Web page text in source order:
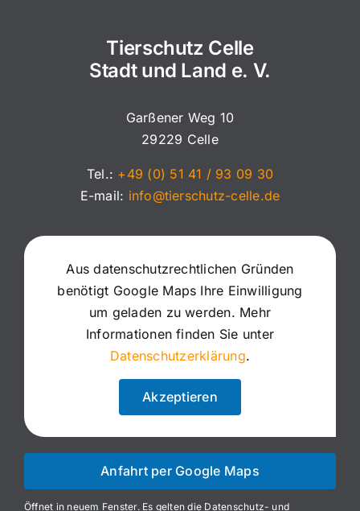
Tierschutz Celle
Stadt und Land e. V.
Garßener Weg 10
29229 Celle
Tel.: +49 (0) 51 41 / 93 09 30
E-mail: info@tierschutz-celle.de
Aus datenschutzrechtlichen Gründen
benötigt Google Maps Ihre Einwilligung
um geladen zu werden. Mehr
Informationen finden Sie unter
Datenschutzerklärung.
Akzeptieren
Anfahrt per Google Maps
Öffnet in neuem Fenster. Es gelten die Datenschutz- und